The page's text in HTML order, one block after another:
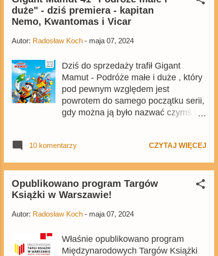
Micky Maus , choć ostatecznie może
się ciut różnić.
duże" - dziś premiera - kapitan
Nemo, Kwantomas i Vicar
Autor: Radosław Koch - maja 07, 2024
Dziś do sprzedaży trafił Gigant
Mamut - Podróże małe i duże , który
pod pewnym względem jest
powrotem do samego początku serii,
gdy można ją było nazwać czymś w
komiksów z kaczkami i myszami, w
kapitanie Nemo oraz Kwantomasie.
Kupicie je także na Egmont.pl z 30%
rabatem. Tom składa się z komiksów
pominiętych w zeszłym roku
Taschenbuch .
10 komentarzy CZYTAJ WIĘCEJ
Opublikowano program Targów
Książki w Warszawie!
Autor: Radosław Koch - maja 07, 2024
Właśnie opublikowano program
Międzynarodowych Targów Książki